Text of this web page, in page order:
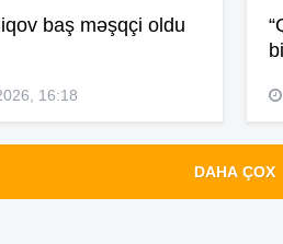
baş məşqçi oldu
16:18
DAHA ÇOX